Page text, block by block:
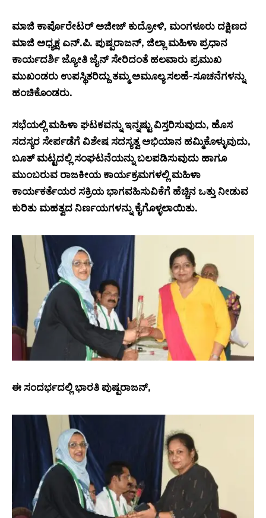
ಮಾಜಿ ಕಾರ್ಪೊರೇಟರ್ ಅಜೀಜ್ ಕುದ್ರೋಳಿ, ಮಂಗಳೂರು ದಕ್ಷಿಣದ
ಮಾಜಿ ಅಧ್ಯಕ್ಷ ಎನ್.ಪಿ. ಪುಷ್ಪರಾಜನ್, ಜಿಲ್ಲಾ ಮಹಿಳಾ ಪ್ರಧಾನ
ಕಾರ್ಯದರ್ಶಿ ಜ್ಯೋತಿ ಜೈನ್ ಸೇರಿದಂತೆ ಹಲವಾರು ಪ್ರಮುಖ
ಮುಖಂಡರು ಉಪಸ್ಥಿತರಿದ್ದು ತಮ್ಮ ಅಮೂಲ್ಯ ಸಲಹೆ-ಸೂಚನೆಗಳನ್ನು
ಹಂಚಿಕೊಂಡರು.
ಸಭೆಯಲ್ಲಿ ಮಹಿಳಾ ಘಟಕವನ್ನು ಇನ್ನಷ್ಟು ವಿಸ್ತರಿಸುವುದು, ಹೊಸ
ಸದಸ್ಯರ ಸೇರ್ಪಡೆಗೆ ವಿಶೇಷ ಸದಸ್ಯತ್ವ ಅಭಿಯಾನ ಹಮ್ಮಿಕೊಳ್ಳುವುದು,
ಬೂತ್ ಮಟ್ಟದಲ್ಲಿ ಸಂಘಟನೆಯನ್ನು ಬಲಪಡಿಸುವುದು ಹಾಗೂ
ಮುಂಬರುವ ರಾಜಕೀಯ ಕಾರ್ಯಕ್ರಮಗಳಲ್ಲಿ ಮಹಿಳಾ
ಕಾರ್ಯಕರ್ತೆಯರ ಸಕ್ರಿಯ ಭಾಗವಹಿಸುವಿಕೆಗೆ ಹೆಚ್ಚಿನ ಒತ್ತು ನೀಡುವ
ಕುರಿತು ಮಹತ್ವದ ನಿರ್ಣಯಗಳನ್ನು ಕೈಗೊಳ್ಳಲಾಯಿತು.
ಈ ಸಂದರ್ಭದಲ್ಲಿ ಭಾರತಿ ಪುಷ್ಪರಾಜನ್,